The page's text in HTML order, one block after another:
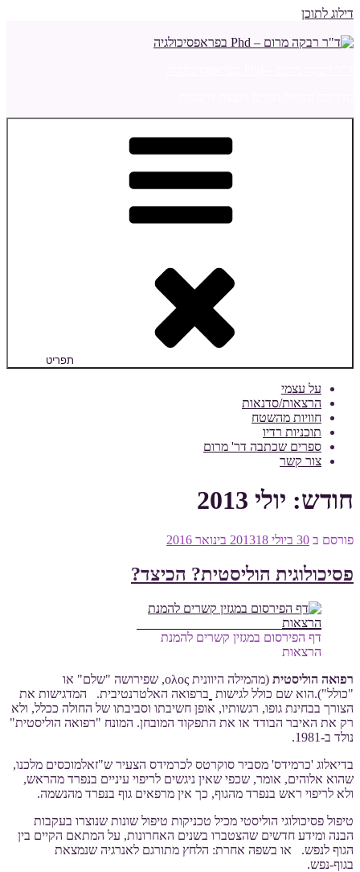
דילוג לתוכן
תפריט
על עצמי
הרצאות/סדנאות
חוויות מהשטח
תוכניות רדיו
ספרים שכתבה דר' מרום
צור קשר
חודש: יולי 2013
פורסם ב 30 ביולי 2013 18 בינואר 2016
פסיכולוגית הוליסטית? הכיצד?
דף הפירסום במגזין קשרים להמנת
הרצאות
רפואה הוליסטית
(מהמילה היוונית ολoς, שפירושה "שלם" או
"כולל").הוא שם כולל לגישות ברפואה האלטרנטיבית. המדגישות את
הצורך בבחינת גופו, רגשותיו, אופן חשיבתו וסביבתו של החולה ככלל, ולא
רק את האיבר הבודד או את התפקוד המובחן. המונח "רפואה הוליסטית"
נולד ב-1981.
בדיאלוג 'כרמידס' מסביר סוקרטס לכרמידס הצעיר ש"זאלמוכסים מלכנו,
שהוא אלוהים, אומר, שכפי שאין ניגשים לריפוי עיניים בנפרד מהראש,
ולא לריפוי ראש בנפרד מהגוף, כך אין מרפאים גוף בנפרד מהנשמה.
טיפול פסיכולוגי הוליסטי מכיל טכניקות טיפול שונות שנוצרו בעקבות
הבנה ומידע חדשים שהצטברו בשנים האחרונות, על המתאם הקיים בין
הגוף לנפש. או בשפה אחרת: הלחץ מתורגם לאנרגיה שנמצאת
בגוף-נפש.